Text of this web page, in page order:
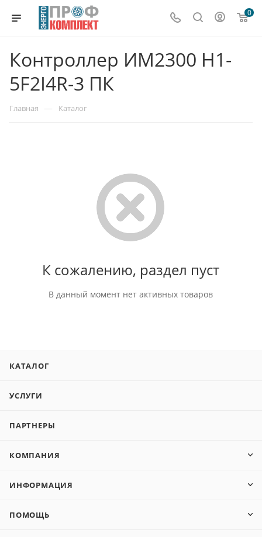
0
Контроллер ИМ2300 Н1-
5F2I4R-3 ПК
Главная — Каталог
К сожалению, раздел пуст
В данный момент нет активных товаров
КАТАЛОГ
УСЛУГИ
ПАРТНЕРЫ
КОМПАНИЯ
ИНФОРМАЦИЯ
ПОМОЩЬ